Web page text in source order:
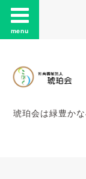
menu
琥珀会は緑豊か